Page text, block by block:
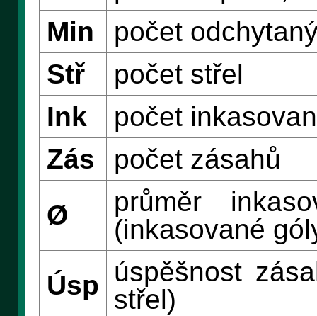
Min
počet
Stř
počet střel
Ink
počet
Zás
počet zásahů
Ø
průměr
(inkasované
Úsp úspěšnost
střel)